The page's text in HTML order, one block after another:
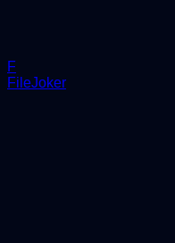
F
FileJoker